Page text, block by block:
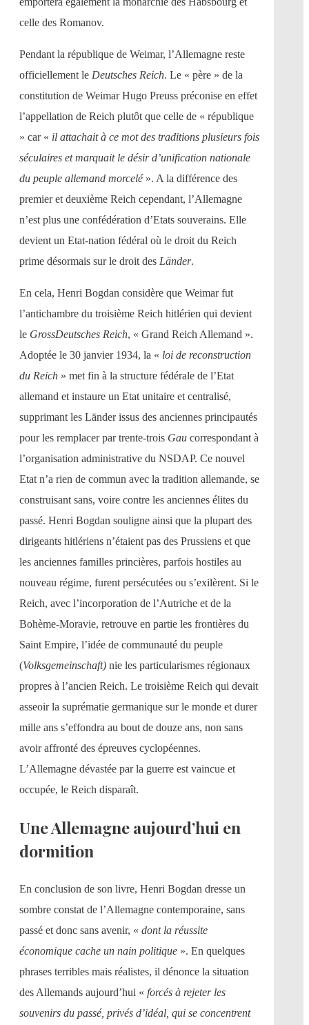
celle des Romanov.
Pendant la république de Weimar, l’Allemagne reste
officiellement le Deutsches Reich. Le « père » de la
constitution de Weimar Hugo Preuss préconise en effet
l’appellation de Reich plutôt que celle de « république
» car « il attachait à ce mot des traditions plusieurs fois
séculaires et marquait le désir d’unification nationale
du peuple allemand morcelé». A la différence des
premier et deuxième Reich cependant, l’Allemagne
n’est plus une confédération d’Etats souverains. Elle
devient un Etat-nation fédéral où le droit du Reich
prime désormais sur le droit des Länder.
En cela, Henri Bogdan considère que Weimar fut
l’antichambre du troisième Reich hitlérien qui devient
le GrossDeutsches Reich, « Grand Reich Allemand ».
Adoptée le 30 janvier 1934, la « loi de reconstruction
du Reich » met fin à la structure fédérale de l’Etat
allemand et instaure un Etat unitaire et centralisé,
supprimant les Länder issus des anciennes principautés
pour les remplacer par trente-trois Gau correspondant à
l’organisation administrative du NSDAP. Ce nouvel
Etat n’a rien de commun avec la tradition allemande, se
construisant sans, voire contre les anciennes élites du
passé. Henri Bogdan souligne ainsi que la plupart des
dirigeants hitlériens n’étaient pas des Prussiens et que
les anciennes familles princières, parfois hostiles au
nouveau régime, furent persécutées ou s’exilèrent. Si le
Reich, avec l’incorporation de l’Autriche et de la
Bohème-Moravie, retrouve en partie les frontières du
Saint Empire, l’idée de communauté du peuple
(Volksgemeinschaft) nie les particularismes régionaux
propres à l’ancien Reich. Le troisième Reich qui devait
asseoir la suprématie germanique sur le monde et durer
mille ans s’effondra au bout de douze ans, non sans
avoir affronté des épreuves cyclopéennes.
L’Allemagne dévastée par la guerre est vaincue et
occupée, le Reich disparaît.
Une Allemagne aujourd’hui en
dormition
En conclusion de son livre, Henri Bogdan dresse un
sombre constat de l’Allemagne contemporaine, sans
passé et donc sans avenir, « dont la réussite
économique cache un nain politique ». En quelques
phrases terribles mais réalistes, il dénonce la situation
des Allemands aujourd’hui « forcés à rejeter les
souvenirs du passé, privés d’idéal, qui se concentrent